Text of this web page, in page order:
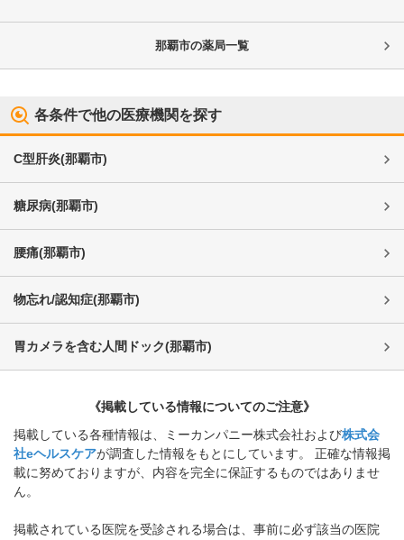
那覇市の薬局一覧
各条件で他の医療機関を探す
C型肝炎(那覇市)
糖尿病(那覇市)
腰痛(那覇市)
物忘れ/認知症(那覇市)
胃カメラを含む人間ドック(那覇市)
《掲載している情報についてのご注意》
掲載している各種情報は、ミーカンパニー株式会社および株式会
社eヘルスケアが調査した情報をもとにしています。 正確な情報掲
載に努めておりますが、内容を完全に保証するものではありませ
ん。
掲載されている医院を受診される場合は、事前に必ず該当の医院